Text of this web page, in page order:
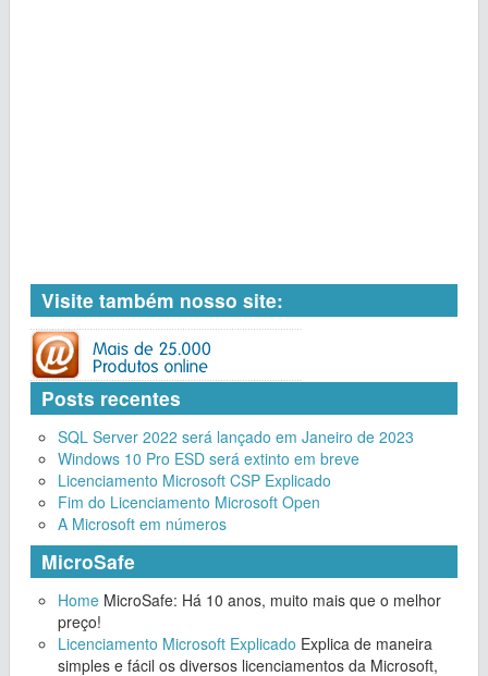
Visite também nosso site:
Posts recentes
SQL Server 2022 será lançado em Janeiro de 2023
Windows 10 Pro ESD será extinto em breve
Licenciamento Microsoft CSP Explicado
Fim do Licenciamento Microsoft Open
A Microsoft em números
MicroSafe
Home MicroSafe: Há 10 anos, muito mais que o melhor
preço!
Licenciamento Microsoft Explicado Explica de maneira
simples e fácil os diversos licenciamentos da Microsoft,